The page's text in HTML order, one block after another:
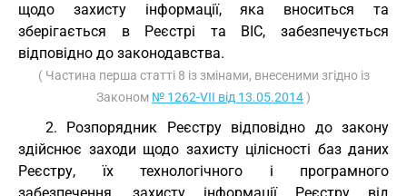
щодо захисту інформації, яка вноситься та
зберігається в Реєстрі та ВІС, забезпечується
відповідно до законодавства.
( Частина перша статті 8 із змінами, внесеними згідно із
Законом № 1262-VII від 13.05.2014)
2. Розпорядник Реєстру відповідно до закону
здійснює заходи щодо захисту цілісності баз даних
Реєстру, їх технологічного і програмного